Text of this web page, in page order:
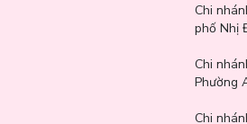
Chi
phố Nhị
Chi
Phường
Chi